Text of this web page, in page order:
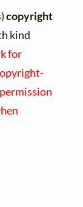
copyright
kind
for